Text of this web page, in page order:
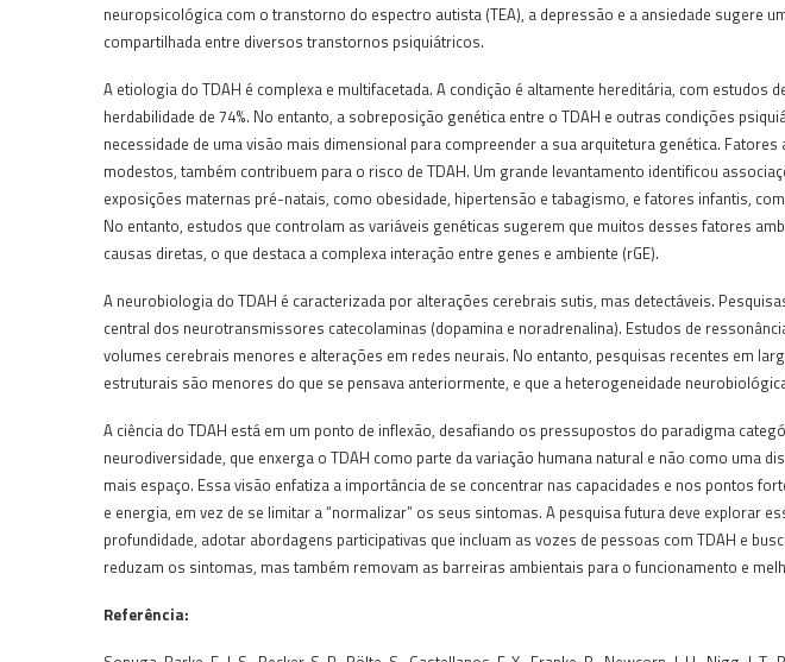
neuropsicológica com o transtorno do espectro autista (TEA), a depressão e a ansiedade sugere
compartilhada entre diversos transtornos psiquiátricos.
A etiologia do TDAH é complexa e multifacetada. A condição é altamente hereditária, com estudos
herdabilidade de 74%. No entanto, a sobreposição genética entre o TDAH e outras condições
necessidade de uma visão mais dimensional para compreender a sua arquitetura genética.
modestos, também contribuem para o risco de TDAH. Um grande levantamento identificou
exposições maternas pré-natais, como obesidade, hipertensão e tabagismo, e fatores infantis,
No entanto, estudos que controlam as variáveis genéticas sugerem que muitos desses fatores
causas diretas, o que destaca a complexa interação entre genes e ambiente (rGE).
A neurobiologia do TDAH é caracterizada por alterações cerebrais sutis, mas detectáveis.
central dos neurotransmissores catecolaminas (dopamina e noradrenalina). Estudos de
volumes cerebrais menores e alterações em redes neurais. No entanto, pesquisas recentes em
estruturais são menores do que se pensava anteriormente, e que a heterogeneidade
A ciência do TDAH está em um ponto de inflexão, desafiando os pressupostos do paradigma
neurodiversidade, que enxerga o TDAH como parte da variação humana natural e não como uma
mais espaço. Essa visão enfatiza a importância de se concentrar nas capacidades e nos pontos
e energia, em vez de se limitar a “normalizar” os seus sintomas. A pesquisa futura deve explorar
profundidade, adotar abordagens participativas que incluam as vozes de pessoas com TDAH e
reduzam os sintomas, mas também removam as barreiras ambientais para o funcionamento e
Referência: